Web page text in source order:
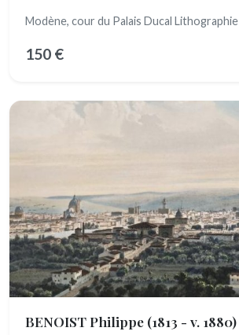
Modène, cour du Palais Ducal Lithographie
150 €
BENOIST Philippe (1813 - v. 1880)